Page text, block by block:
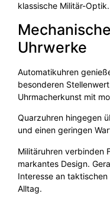
klassische Militär-Optik.
Uhrwerke
Automatikuhren
besonderen
Uhrmacherkunst mit
Quarzuhren hingegen
und einen geringen
Militäruhren verbinden
markantes Design.
Interesse an
Alltag.